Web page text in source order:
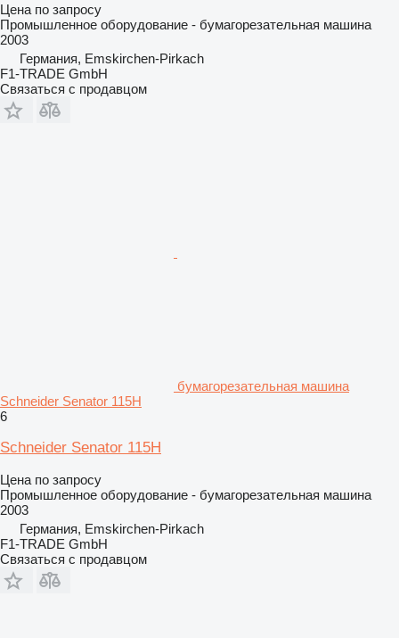
Цена по запросу
Промышленное оборудование - бумагорезательная машина
2003
Германия, Emskirchen-Pirkach
F1-TRADE GmbH
Связаться с продавцом
бумагорезательная машина
Schneider Senator 115H
6
Schneider Senator 115H
Цена по запросу
Промышленное оборудование - бумагорезательная машина
2003
Германия, Emskirchen-Pirkach
F1-TRADE GmbH
Связаться с продавцом